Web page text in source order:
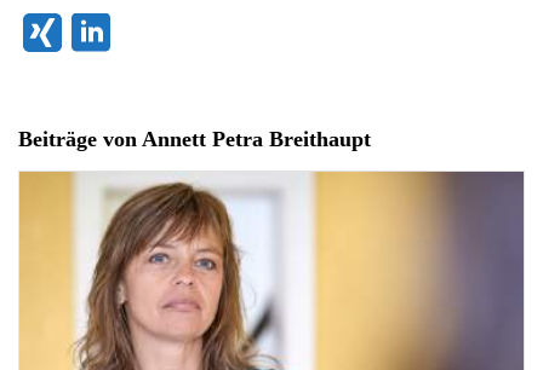
Beiträge von Annett Petra Breithaupt